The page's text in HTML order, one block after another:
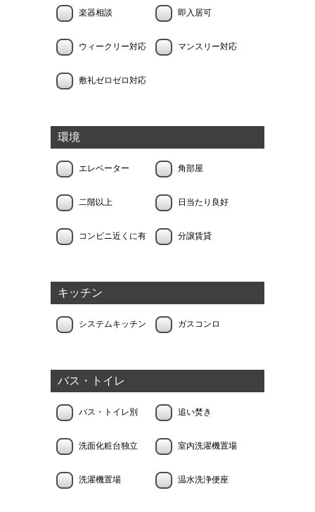
楽器相談 即入居可
ウィークリー対応 マンスリー対応
敷礼ゼロゼロ対応
環境
エレベーター 角部屋
二階以上 日当たり良好
コンビニ近くに有 分譲賃貸
キッチン
システムキッチン ガスコンロ
バス・トイレ
バス・トイレ別 追い焚き
洗面化粧台独立 室内洗濯機置場
洗濯機置場 温水洗浄便座